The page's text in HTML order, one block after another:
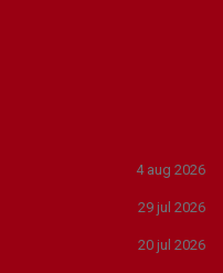
4 aug 2026
29 jul 2026
20 jul 2026